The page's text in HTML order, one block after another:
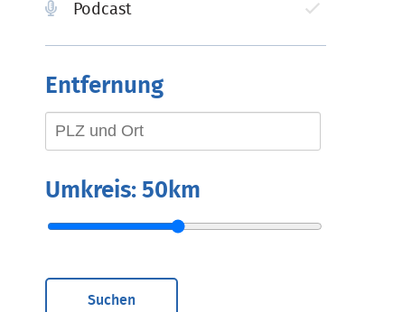
Podcast
Entfernung
Umkreis: 50km
Suchen